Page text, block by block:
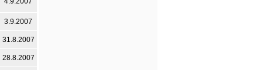
3.9.2007
31.8.2007
28.8.2007